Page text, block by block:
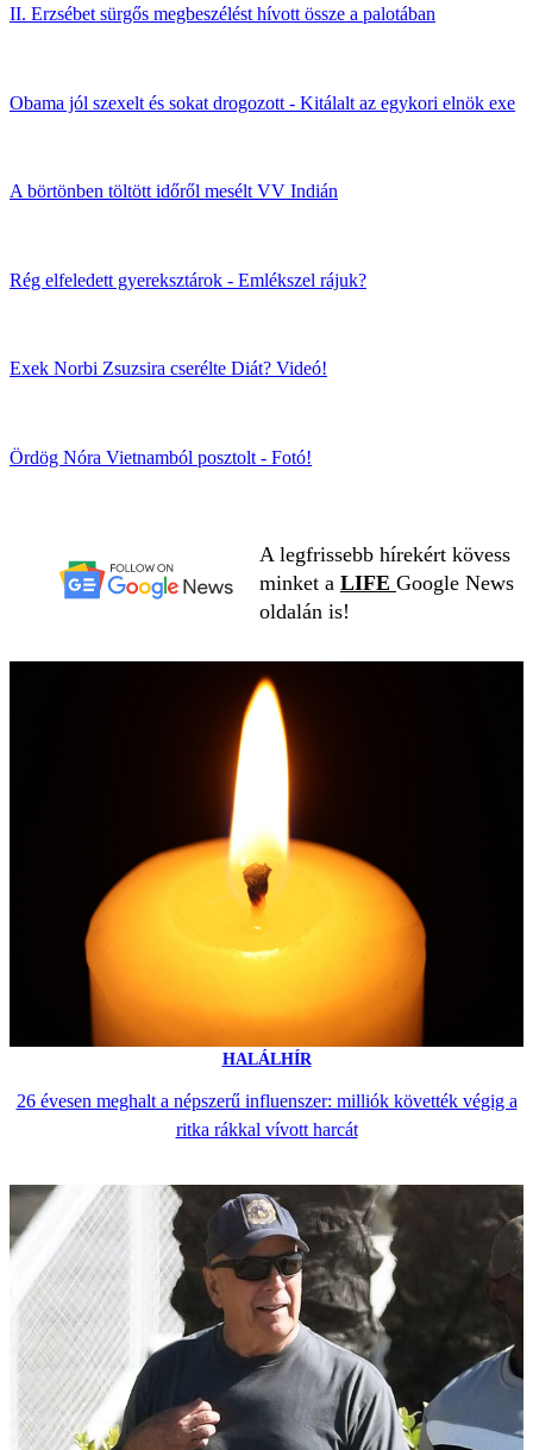
II. Erzsébet sürgős megbeszélést hívott össze a palotában
Obama jól szexelt és sokat drogozott - Kitálalt az egykori elnök exe
A börtönben töltött időről mesélt VV Indián
Rég elfeledett gyereksztárok - Emlékszel rájuk?
Exek Norbi Zsuzsira cserélte Diát? Videó!
Ördög Nóra Vietnamból posztolt - Fotó!
A legfrissebb hírekért kövess
minket a LIFE Google News
oldalán is!
HALÁLHÍR
26 évesen meghalt a népszerű influenszer: milliók követték végig a
ritka rákkal vívott harcát